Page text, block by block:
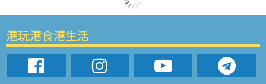
港玩港食港生活